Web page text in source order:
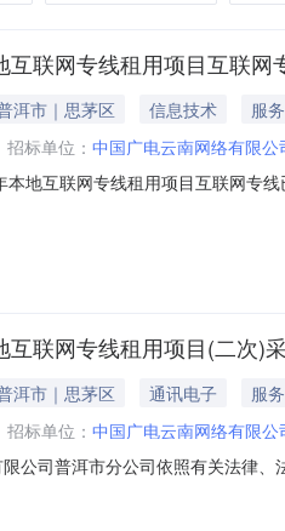
联网专线租用项目互联
洱市｜思茅区 信息技术
服务
招标单位： 中国广电云南网络有限
本地互联网专线租用项目互联网专
段：互联网专线1.6项目预算：
联网专线租用项目(二次)
洱市｜思茅区 通讯电子
服务
招标单位： 中国广电云南网络有限
公司普洱市分公司依照有关法律
司普洱市分公司2026年6月3日